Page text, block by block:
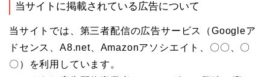
当サイトに掲載されている広告について
当サイトでは、第三者配信の広告サービス（Googleア
ドセンス、A8.net、Amazonアソシエイト、〇〇、〇
〇）を利用しています。